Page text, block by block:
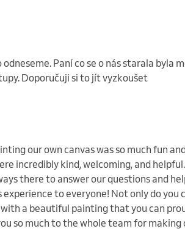
Paní co se o nás starala byla
Doporučuji si to jít vyzkoušet
our own canvas was so much fun
incredibly kind, welcoming, and
there to answer our questions and
to everyone! Not only do you
a beautiful painting that you can
so much to the whole team for making